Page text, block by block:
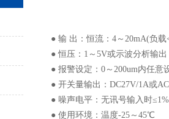
● 输 出：恒流：4～20mA(负
● 恒压：1～5V或示波分析输出
● 报警设定：0～200um内任意
● 开关量输出：DC27V/1A或
● 噪声电平：无讯号输入时
● 使用环境：温度-25～45℃